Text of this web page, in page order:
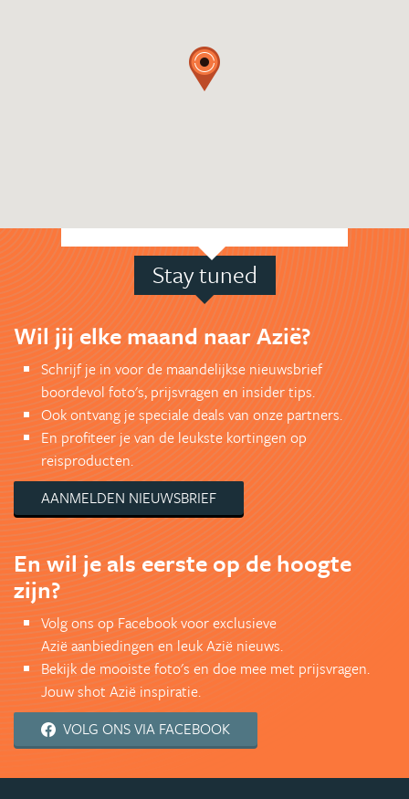
Stay tuned
Wil jij elke maand naar Azië?
Schrijf je in voor de maandelijkse nieuwsbrief
boordevol foto's, prijsvragen en insider tips.
Ook ontvang je speciale deals van onze partners.
En profiteer je van de leukste kortingen op
reisproducten.
AANMELDEN NIEUWSBRIEF
En wil je als eerste op de hoogte
zijn?
Volg ons op Facebook voor exclusieve
Azië aanbiedingen en leuk Azië nieuws.
Bekijk de mooiste foto's en doe mee met prijsvragen.
Jouw shot Azië inspiratie.
VOLG ONS VIA FACEBOOK